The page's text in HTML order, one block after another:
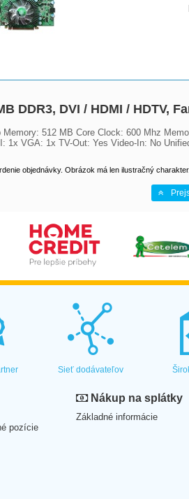
DDR3, DVI / HDMI / HDTV,
512 MB Core Clock: 600 Mhz
1x VGA: 1x TV-Out: Yes Video-In: No
objednávky. Obrázok má len ilustračný charakter.
Sieť dodávateľov
pozície
Nákup na splátky
Základné informácie